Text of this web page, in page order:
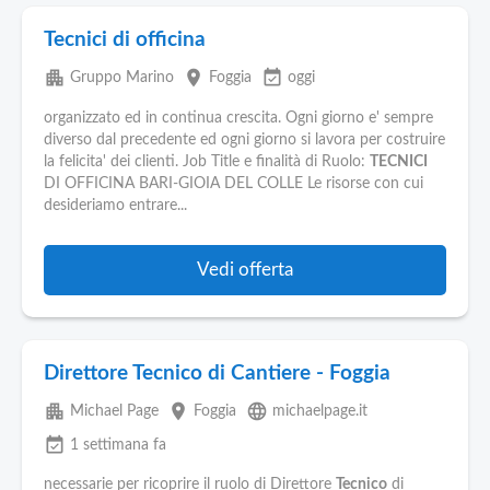
Tecnici di officina
apartment Gruppo Marino place Foggia event_available oggi
organizzato ed in continua crescita. Ogni giorno e' sempre
diverso dal precedente ed ogni giorno si lavora per costruire
la felicita' dei clienti. Job Title e finalità di Ruolo:
TECNICI
DI OFFICINA BARI-GIOIA DEL COLLE Le risorse con cui
desideriamo entrare...
Vedi offerta
Direttore Tecnico di Cantiere - Foggia
apartment Michael Page place Foggia language michaelpage.it
event_available 1 settimana fa
necessarie per ricoprire il ruolo di Direttore Tecnico di